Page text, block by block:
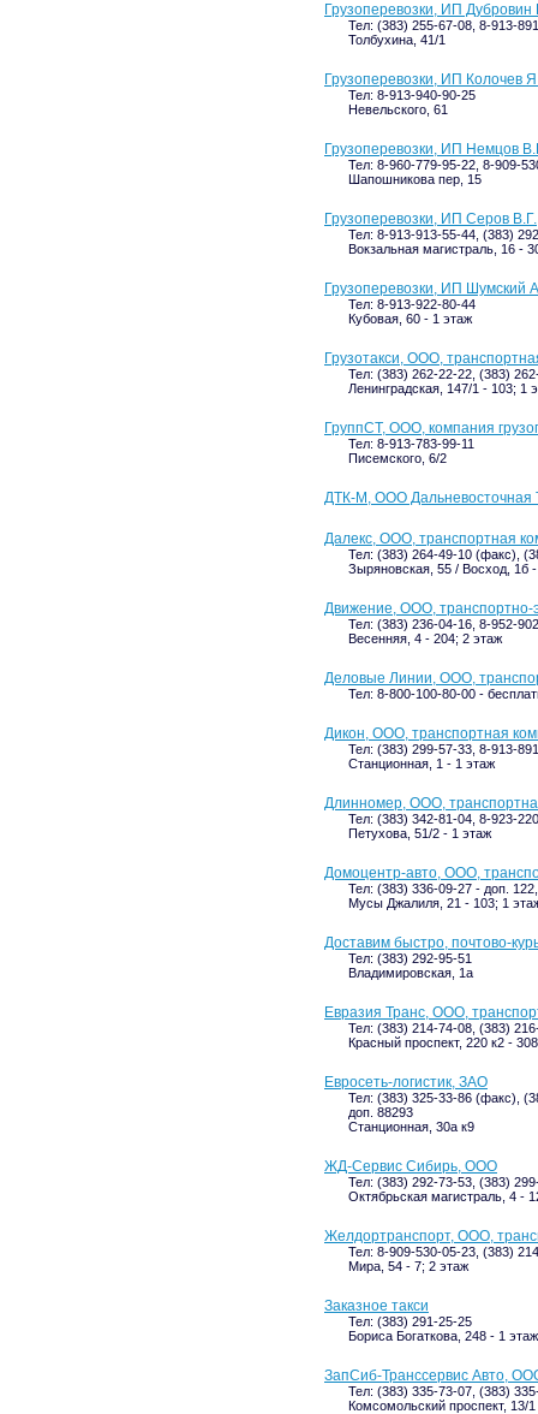
Грузоперевозки, ИП Дубровин
Тел: (383) 255-67-08, 8-913-
Толбухина, 41/1
Грузоперевозки, ИП Колочев
Тел: 8-913-940-90-25
Невельского, 61
Грузоперевозки, ИП Немцов
Тел: 8-960-779-95-22, 8-909-
Шапошникова пер, 15
Грузоперевозки, ИП Серов В.Г.
Тел: 8-913-913-55-44, (383)
Вокзальная магистраль, 16 -
Грузоперевозки, ИП Шумский
Тел: 8-913-922-80-44
Кубовая, 60 - 1 этаж
Грузотакси, ООО,
Тел: (383) 262-22-22, (383)
Ленинградская, 147/1 - 103; 1
ГруппСТ, ООО, компания
Тел: 8-913-783-99-11
Писемского, 6/2
ДТК-М, ООО Дальневосточная
Далекс, ООО, транспортная
Тел: (383) 264-49-10 (факс),
Зыряновская, 55 / Восход, 1б
Движение, ООО, транспортно-
Тел: (383) 236-04-16, 8-952-
Весенняя, 4 - 204; 2 этаж
Деловые Линии, ООО,
Тел: 8-800-100-80-00 -
Дикон, ООО, транспортная
Тел: (383) 299-57-33, 8-913-
Станционная, 1 - 1 этаж
Длинномер, ООО,
Тел: (383) 342-81-04, 8-923-
Петухова, 51/2 - 1 этаж
Домоцентр-авто, ООО,
Тел: (383) 336-09-27 - доп.
Мусы Джалиля, 21 - 103; 1
Доставим быстро, почтово-
Тел: (383) 292-95-51
Владимировская, 1а
Евразия Транс, ООО,
Тел: (383) 214-74-08, (383)
Красный проспект, 220 к2 -
Евросеть-логистик, ЗАО
Тел: (383) 325-33-86 (факс),
доп. 88293
Станционная, 30а к9
ЖД-Сервис Сибирь, ООО
Тел: (383) 292-73-53, (383)
Октябрьская магистраль, 4 -
Желдортранспорт, ООО,
Тел: 8-909-530-05-23, (383)
Мира, 54 - 7; 2 этаж
Заказное такси
Тел: (383) 291-25-25
Бориса Богаткова, 248 - 1 этаж
ЗапСиб-Транссервис Авто,
Тел: (383) 335-73-07, (383)
Комсомольский проспект, 13/